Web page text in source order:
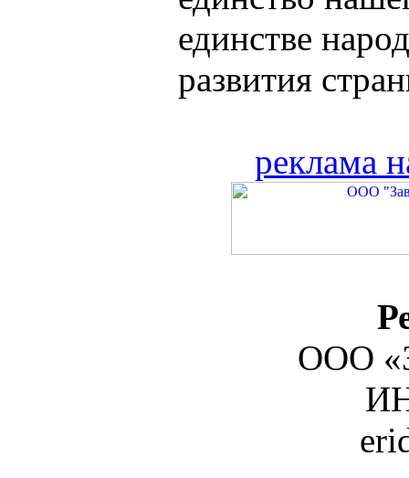
единстве
развития
реклама
ООО